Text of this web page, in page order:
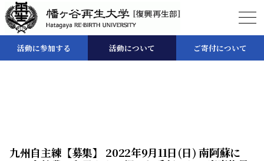
興
活動に参加する 活動について ご寄付について
九州自主練【募集】 2022年9月11日(日) 南阿蘇に